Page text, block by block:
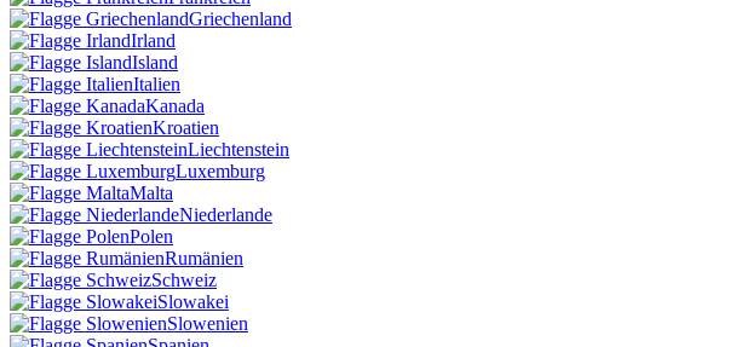
Griechenland
Irland
Island
Italien
Kanada
Kroatien
Liechtenstein
Luxemburg
Malta
Niederlande
Polen
Rumänien
Schweiz
Slowakei
Slowenien